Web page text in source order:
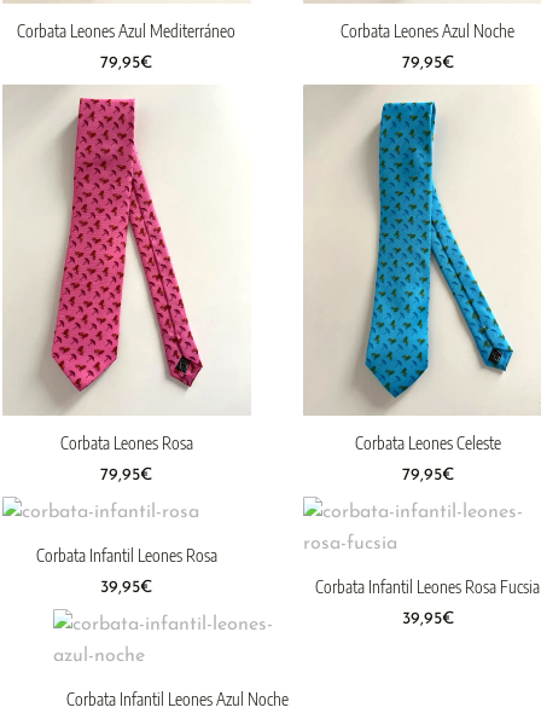
Corbata Leones Azul Noche
79,95€
Corbata Leones Azul Mediterráneo
79,95€
Corbata Leones Celeste
79,95€
Corbata Leones Rosa
79,95€
Corbata Infantil Leones Rosa Fucsia
39,95€
Corbata Infantil Leones Rosa
39,95€
Corbata Infantil Leones Azul Noche